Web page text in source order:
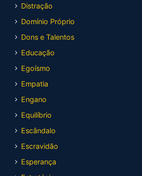
Distração
Domínio Próprio
Dons e Talentos
Educação
Egoísmo
Empatia
Engano
Equilíbrio
Escândalo
Escravidão
Esperança